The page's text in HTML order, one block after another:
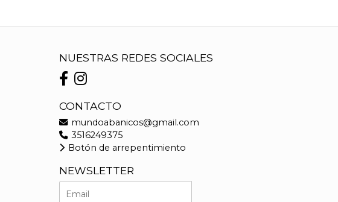
NUESTRAS REDES SOCIALES
CONTACTO
mundoabanicos@gmail.com
3516249375
Botón de arrepentimiento
NEWSLETTER